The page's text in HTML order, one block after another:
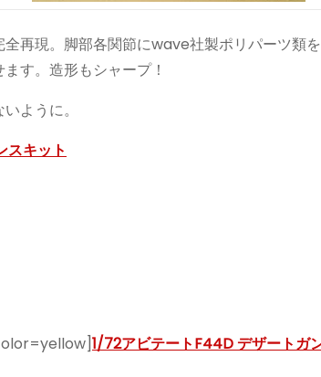
再現。脚部各関節にwave社製ポリパーツ類
す。造形もシャープ！
ように。
スキット
1/72アビテートF44D デザートガ